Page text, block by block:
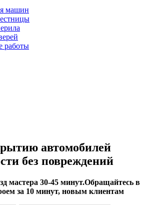
машин
работы
автомобилей
без повреждений
мастера 30-45 минут.Обращайтесь в
за 10 минут, новым клиентам